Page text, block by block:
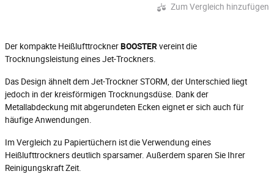
Zum Vergleich hinzufügen
Der kompakte HeißlufttrocknerBOOSTERvereint die
Trocknungsleistung eines Jet-Trockners.
Das Design ähnelt dem Jet-Trockner STORM, der Unterschied liegt
jedoch in der kreisförmigen Trocknungsdüse. Dank der
Metallabdeckung mit abgerundeten Ecken eignet er sich auch für
häufige Anwendungen.
Im Vergleich zu Papiertüchern ist die Verwendung eines
Heißlufttrockners deutlich sparsamer. Außerdem sparen Sie Ihrer
Reinigungskraft Zeit.